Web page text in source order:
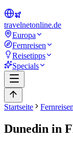
travelnetonline.de
Europa
Fernreisen
Reisetipps
Specials
Startseite Fernreisen
Dunedin in